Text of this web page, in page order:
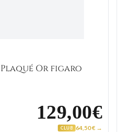
Or figaro
129,00€
CLUB 64,50 € →